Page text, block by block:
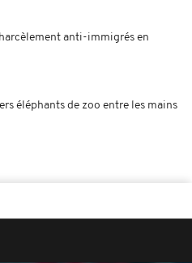
anti-immigrés en
éléphants de zoo entre les mains